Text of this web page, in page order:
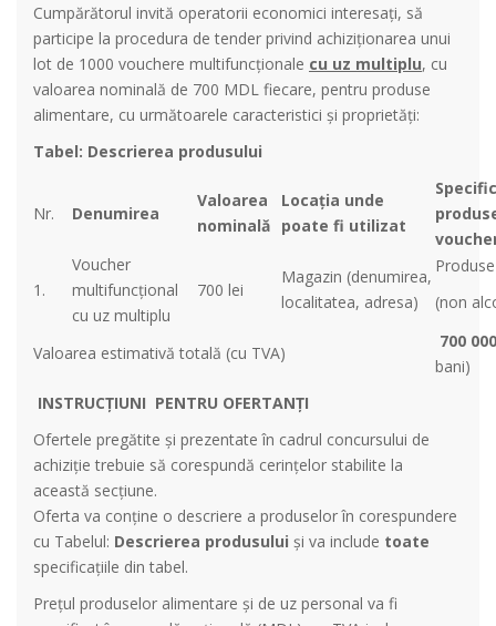
Cumpărătorul invită operatorii economici interesați, să
participe la procedura de tender privind achiziționarea unui
lot de 1000 vouchere multifuncționale cu uz multiplu, cu
valoarea nominală de 700 MDL fiecare, pentru produse
alimentare, cu următoarele caracteristici și proprietăți:
Tabel: Descrierea produsului
Nr. Denumirea
Valoarea
nominală
Locația unde
poate fi utilizat
1.
Voucher
multifuncțional
cu uz multiplu
700 lei
Magazin (denumirea,
localitatea, adresa)
(non
Valoarea estimativă totală (cu TVA)
700
bani)
INSTRUCȚIUNI PENTRU OFERTANȚI
Ofertele pregătite și prezentate în cadrul concursului de
achiziție trebuie să corespundă cerințelor stabilite la
această secțiune.
Oferta va conține o descriere a produselor în corespundere
cu Tabelul: Descrierea produsului și va include toate
specificațiile din tabel.
Prețul produselor alimentare și de uz personal va fi